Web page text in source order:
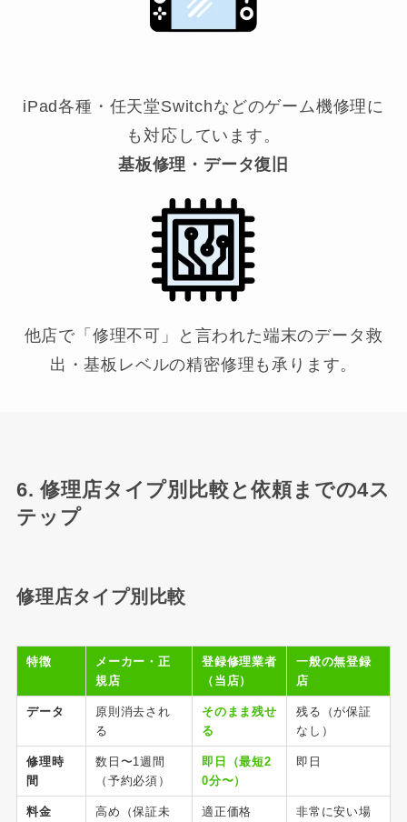
iPad各種・任天堂Switchなどのゲーム機修理に
も対応しています。
基板修理・データ復旧
他店で「修理不可」と言われた端末のデータ救
出・基板レベルの精密修理も承ります。
6. 修理店タイプ別比較と依頼までの4ス
テップ
修理店タイプ別比較
特徴
メーカー・正
規店
登録修理業者
（当店）
一般の無登録
店
データ
原則消去され
る
そのまま残せ
る
残る（が保証
なし）
修理時
間
数日〜1週間
（予約必須）
即日（最短2
0分〜）
即日
料金
高め（保証未
適正価格
非常に安い場